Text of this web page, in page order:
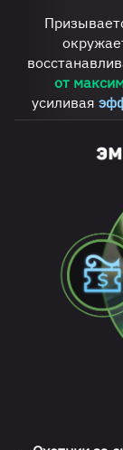
от
усиливая